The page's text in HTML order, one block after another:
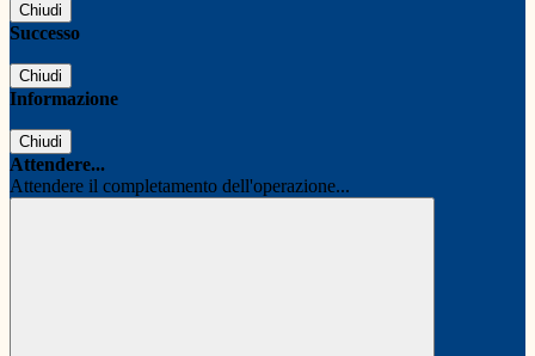
Chiudi
Successo
Chiudi
Informazione
Chiudi
Attendere...
Attendere il completamento dell'operazione...